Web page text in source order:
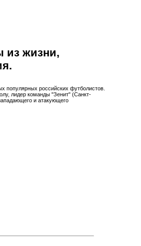
из жизни,
популярных российских футболистов.
лидер команды "Зенит" (Санкт-
и атакующего